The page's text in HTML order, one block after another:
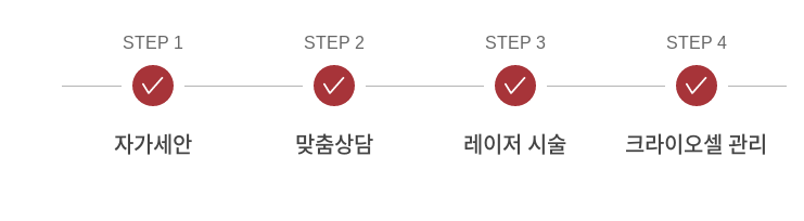
STEP 1
자가세안
STEP 2
맞춤상담
STEP 3
레이저 시술
STEP 4
크라이오셀 관리